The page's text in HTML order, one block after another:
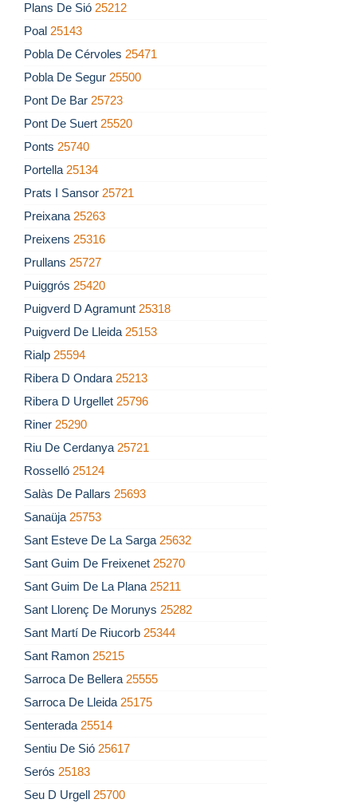
Plans De Sió 25212
Poal 25143
Pobla De Cérvoles 25471
Pobla De Segur 25500
Pont De Bar 25723
Pont De Suert 25520
Ponts 25740
Portella 25134
Prats I Sansor 25721
Preixana 25263
Preixens 25316
Prullans 25727
Puiggrós 25420
Puigverd D Agramunt 25318
Puigverd De Lleida 25153
Rialp 25594
Ribera D Ondara 25213
Ribera D Urgellet 25796
Riner 25290
Riu De Cerdanya 25721
Rosselló 25124
Salàs De Pallars 25693
Sanaüja 25753
Sant Esteve De La Sarga 25632
Sant Guim De Freixenet 25270
Sant Guim De La Plana 25211
Sant Llorenç De Morunys 25282
Sant Martí De Riucorb 25344
Sant Ramon 25215
Sarroca De Bellera 25555
Sarroca De Lleida 25175
Senterada 25514
Sentiu De Sió 25617
Serós 25183
Seu D Urgell 25700